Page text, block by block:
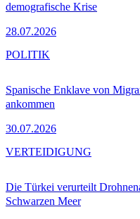
demografische Krise
28.07.2026
Spanische Enklave von
ankommen
30.07.2026
POLITIK
Die Türkei verurteilt
Schwarzen Meer
VERTEIDIGUNG